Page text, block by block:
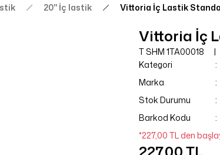
20'' İç lastik Vittoria İç Lastik
Vittoria İç
T SHM 1TA00018
Kategori
Marka
Stok Durumu
Barkod Kodu
*227,00 TL den